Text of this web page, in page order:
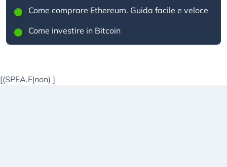
Come comprare Ethereum. Guida facile e veloce
Come investire in Bitcoin
[(SPEA.F|non) ]